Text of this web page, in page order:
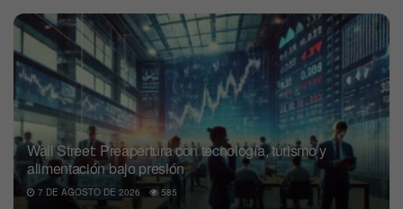
Wall Street: Preapertura con tecnología, turismo y
alimentación bajo presión
7 DE AGOSTO DE 2026 585